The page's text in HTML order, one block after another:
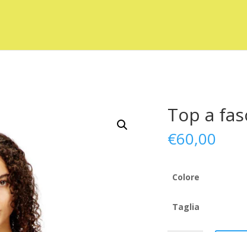
Top a
€60,00
Colore
Taglia